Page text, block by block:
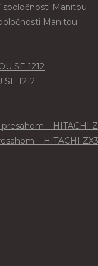
Manitou
1212
– HITACHI